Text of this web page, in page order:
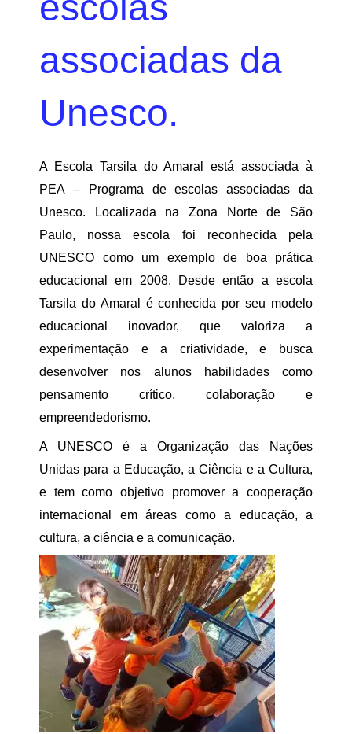
associadas da
Unesco.
A Escola Tarsila do Amaral está associada à
PEA – Programa de escolas associadas da
Unesco. Localizada na Zona Norte de São
Paulo, nossa escola foi reconhecida pela
UNESCO como um exemplo de boa prática
educacional em 2008. Desde então a escola
Tarsila do Amaral é conhecida por seu modelo
educacional inovador, que valoriza a
experimentação e a criatividade, e busca
desenvolver nos alunos habilidades como
pensamento crítico, colaboração e
empreendedorismo.
A UNESCO é a Organização das Nações
Unidas para a Educação, a Ciência e a Cultura,
e tem como objetivo promover a cooperação
internacional em áreas como a educação, a
cultura, a ciência e a comunicação.